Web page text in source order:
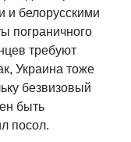
и белорусскими
пограничного
требуют
Украина тоже
безвизовый
быть
посол.